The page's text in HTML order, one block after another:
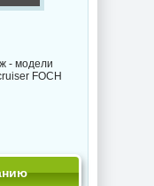
- модели
FOCH